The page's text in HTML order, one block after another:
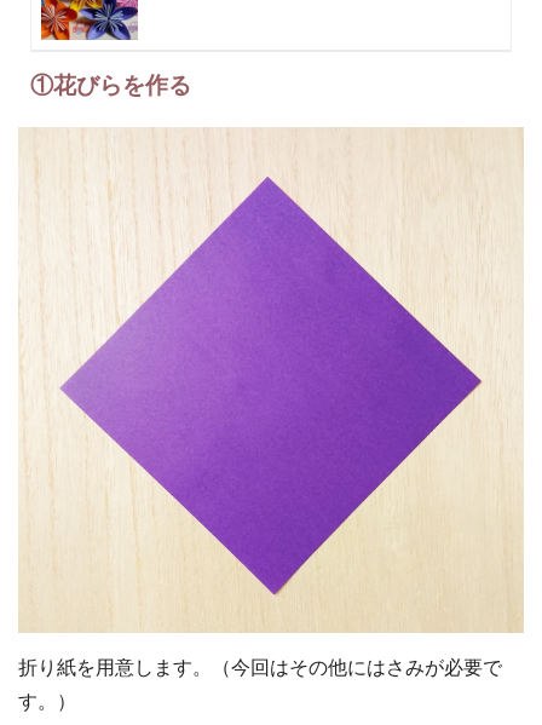
①花びらを作る
折り紙を用意します。（今回はその他にはさみが必要で
す。）